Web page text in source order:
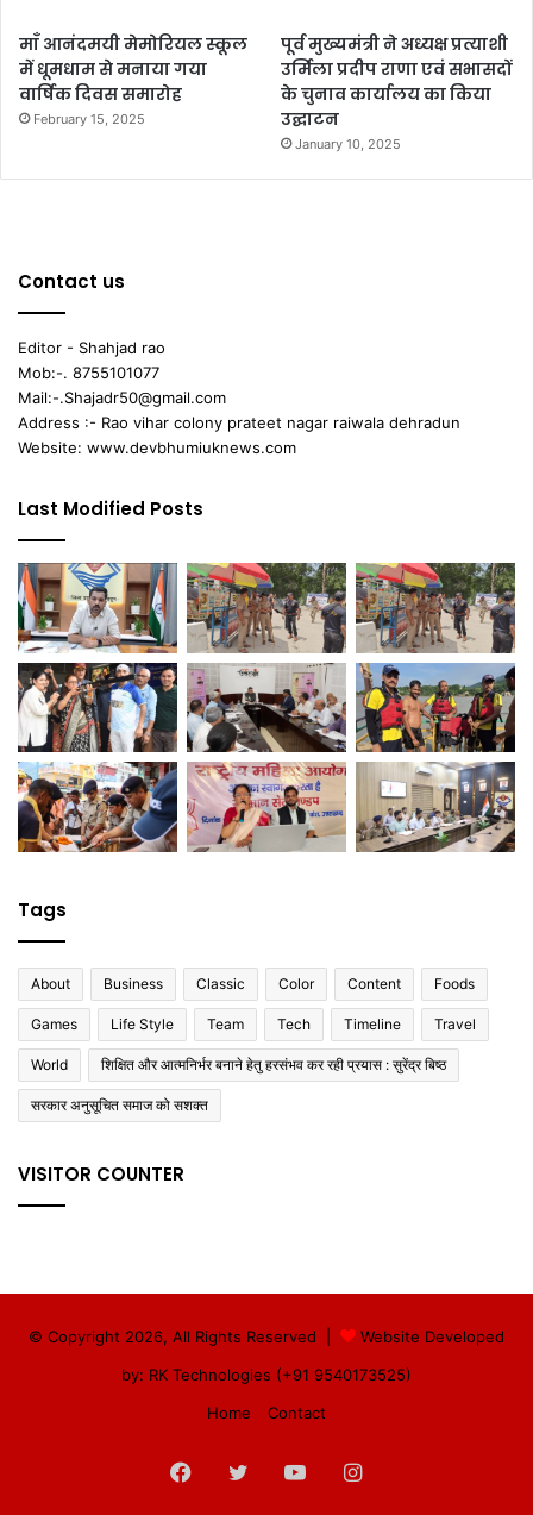
माँ आनंदमयी मेमोरियल स्कूल
में धूमधाम से मनाया गया
वार्षिक दिवस समारोह
February 15, 2025
पूर्व मुख्यमंत्री ने अध्यक्ष प्रत्याशी
उर्मिला प्रदीप राणा एवं सभासदों
के चुनाव कार्यालय का किया
उद्घाटन
January 10, 2025
Contact us
Editor - Shahjad rao
Mob:-. 8755101077
Mail:-.Shajadr50@gmail.com
Address :- Rao vihar colony prateet nagar raiwala dehradun
Website: www.devbhumiuknews.com
Last Modified Posts
Tags
About Business Classic Color Content Foods
Games Life Style Team Tech Timeline Travel
World शिक्षित और आत्मनिर्भर बनाने हेतु हरसंभव कर रही प्रयास : सुरेंद्र बिष्ठ
सरकार अनुसूचित समाज को सशक्त
VISITOR COUNTER
© Copyright 2026, All Rights Reserved |
Website Developed
by: RK Technologies (+91 9540173525)
Home
Contact
Facebook
TwitterYouTubeInstagram